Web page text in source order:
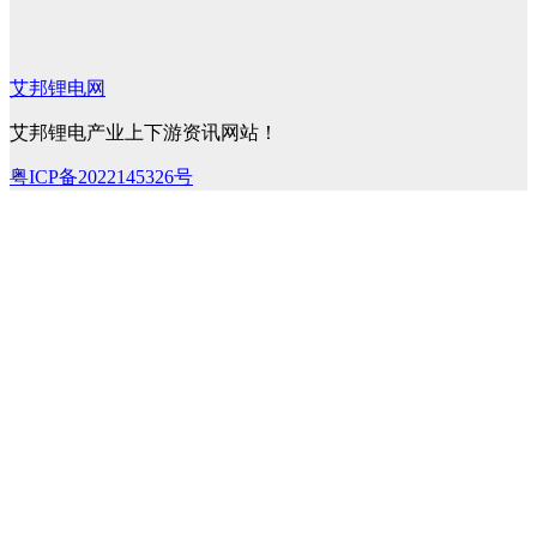
艾邦锂电网
艾邦锂电产业上下游资讯网站！
粤ICP备2022145326号